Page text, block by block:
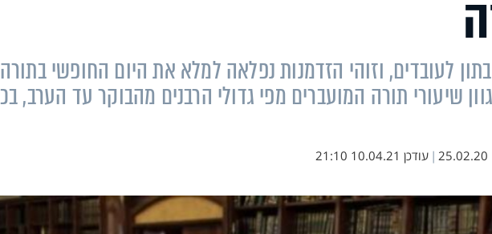
לעובדים, וזוהי הזדמנות נפלאה למלא את היום החופשי בתורה
שיעורי תורה המועברים מפי גדולי הרבנים מהבוקר עד הערב,
25.02.20
| עודכן 10.04.21 21:10